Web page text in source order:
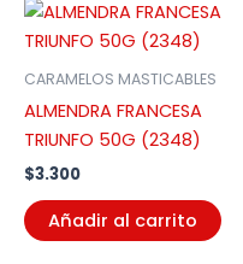
CARAMELOS MASTICABLES
ALMENDRA FRANCESA
TRIUNFO 50G (2348)
$3.300
Añadir al carrito